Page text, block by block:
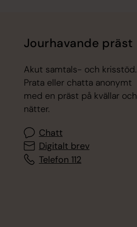
Jourhavande präst
Akut samtals- och krisstöd.
Prata eller chatta anonymt
med en präst på kvällar och
nätter.
Chatt
Digitalt brev
Telefon 112